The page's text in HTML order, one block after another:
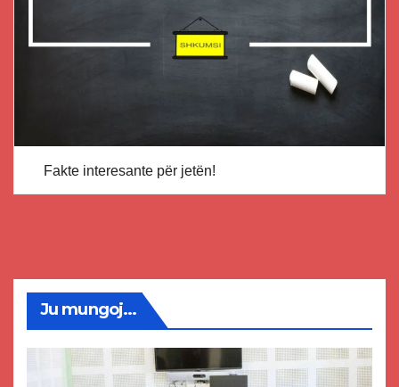
Fakte interesante për jetën!
Ju mungoj...